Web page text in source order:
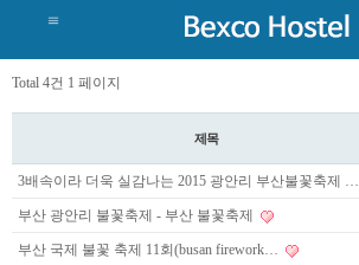
Total 4건 1 페이지
제목
3배속이라 더욱 실감나는 2015 광안리 부산불꽃축제 …
부산 광안리 불꽃축제 - 부산 불꽃축제
부산 국제 불꽃 축제 11회(busan firework…